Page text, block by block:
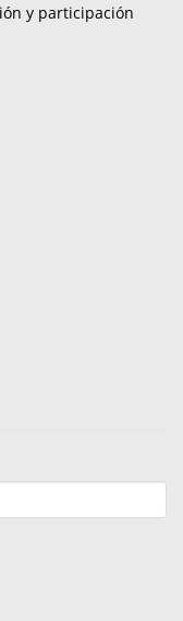
y participación